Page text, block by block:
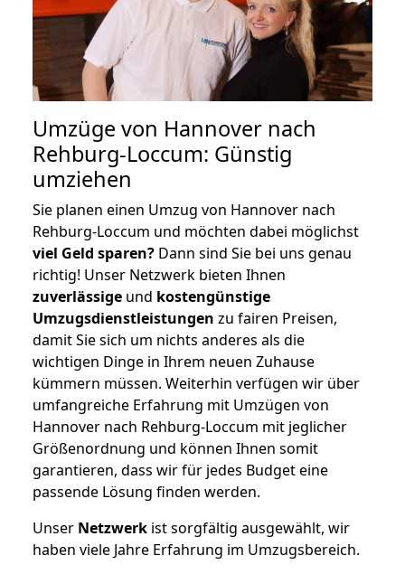
Umzüge von Hannover nach
Rehburg-Loccum: Günstig
umziehen
Sie planen einen Umzug von Hannover nach
Rehburg-Loccum und möchten dabei möglichst
viel Geld sparen? Dann sind Sie bei uns genau
richtig! Unser Netzwerk bieten Ihnen
zuverlässige und kostengünstige
Umzugsdienstleistungen zu fairen Preisen,
damit Sie sich um nichts anderes als die
wichtigen Dinge in Ihrem neuen Zuhause
kümmern müssen. Weiterhin verfügen wir über
umfangreiche Erfahrung mit Umzügen von
Hannover nach Rehburg-Loccum mit jeglicher
Größenordnung und können Ihnen somit
garantieren, dass wir für jedes Budget eine
passende Lösung finden werden.
Unser Netzwerk ist sorgfältig ausgewählt, wir
haben viele Jahre Erfahrung im Umzugsbereich.